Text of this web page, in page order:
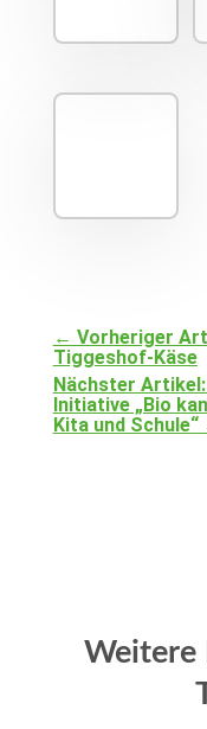
← Vorheriger
Tiggeshof-Käse
Nächster
Initiative „Bio
Kita und Schule“
Weitere